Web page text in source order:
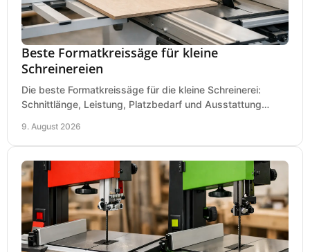
Beste Formatkreissäge für kleine
Schreinereien
Die beste Formatkreissäge für die kleine Schreinerei:
Schnittlänge, Leistung, Platzbedarf und Ausstattung
9. August 2026